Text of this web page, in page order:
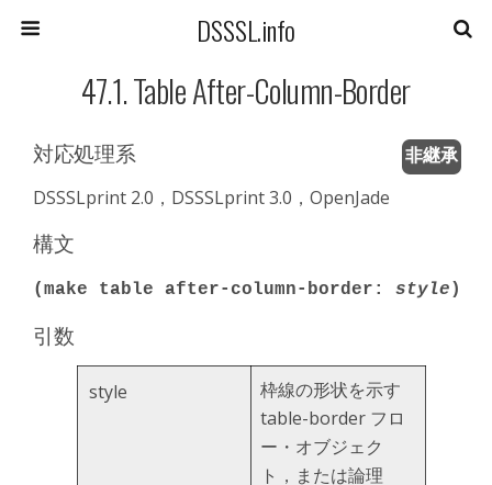
DSSSL.info
47.1. Table After-Column-Border
非継承
対応処理系
DSSSLprint 2.0，DSSSLprint 3.0，OpenJade
構文
(make table after-column-border: style )
引数
style
枠線の形状を示す
table-border フロ
ー・オブジェク
ト，または論理